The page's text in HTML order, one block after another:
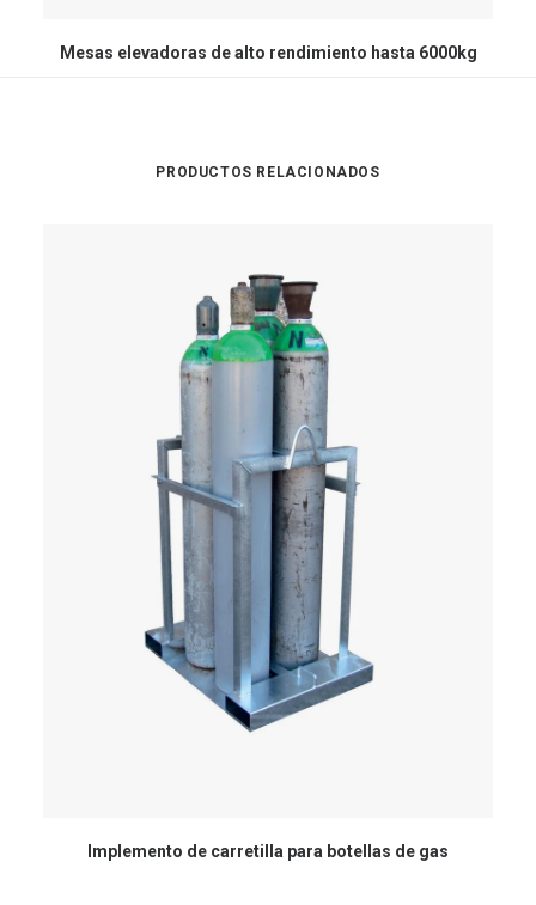
Mesas elevadoras de alto rendimiento hasta 6000kg
PRODUCTOS RELACIONADOS
Implemento de carretilla para botellas de gas